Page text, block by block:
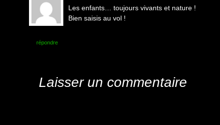
Les enfants… toujours vivants et nature !
Bien saisis au vol !
répondre
Laisser un commentaire